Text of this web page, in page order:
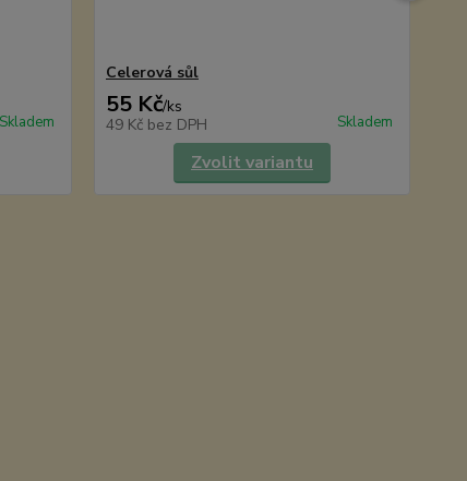
Skladem
Celerová sůl
55 Kč/ks
49 Kč bez DPH Skladem
Zvolit variantu